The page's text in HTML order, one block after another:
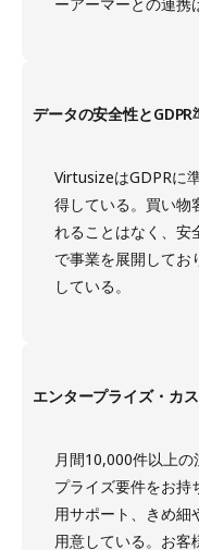
データの安全性とGDPR
VirtusizeはGDPRに
得している。買い物
れることはなく、安
で事業を展開してお
している。
エンタープライズ・カ
月間10,000件以上
プライズ要件をお持
用サポート、きめ細
用意している。お客